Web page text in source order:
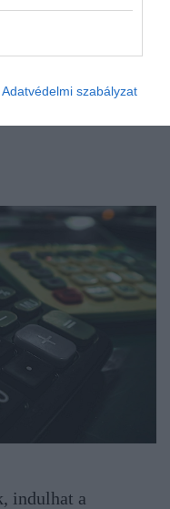
Adatvédelmi szabályzat
indulhat a